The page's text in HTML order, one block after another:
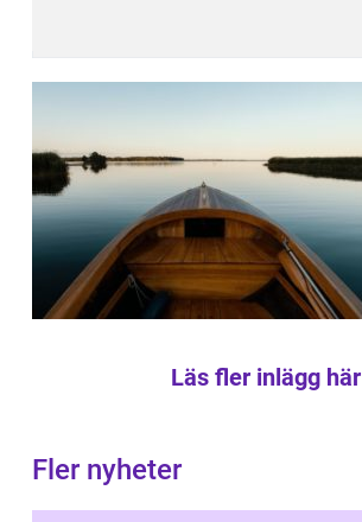
Läs fler inlägg här
Fler nyheter